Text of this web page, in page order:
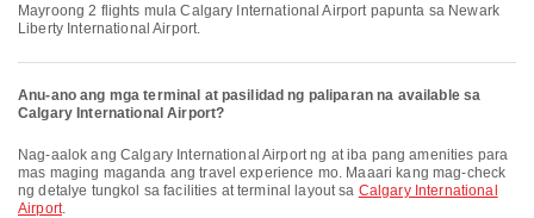
Mayroong 2 flights mula Calgary International Airport papunta sa Newark
Liberty International Airport.
Anu-ano ang mga terminal at pasilidad ng paliparan na available sa
Calgary International Airport?
Nag-aalok ang Calgary International Airport ng at iba pang amenities para
mas maging maganda ang travel experience mo. Maaari kang mag-check
ng detalye tungkol sa facilities at terminal layout sa Calgary International
Airport.